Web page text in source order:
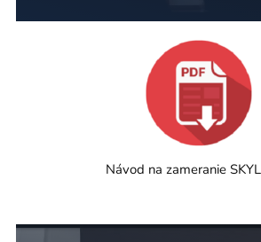
Návod na zameranie